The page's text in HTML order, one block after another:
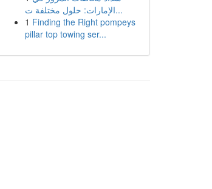
الإمارات: حلول مختلفة ت...
1 Finding the Right pompeys
pillar top towing ser...